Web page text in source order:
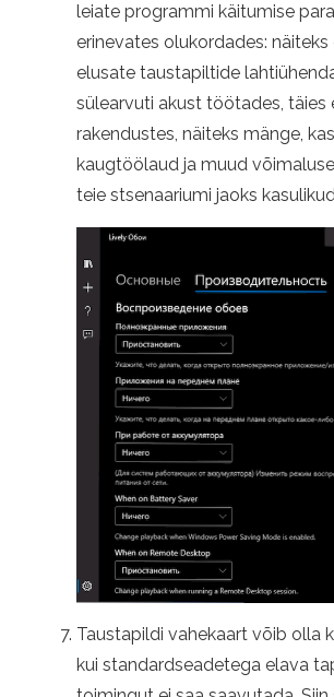
leiate programmi käitumise
erinevates olukordades:
elusate taustapiltide
sülearvuti akust töötades, täies
rakendustes, näiteks mänge,
kaugtöölaud ja muud
teie stsenaariumi jaoks
Taustapildi vahekaart võib olla
kui standardseadetega elava